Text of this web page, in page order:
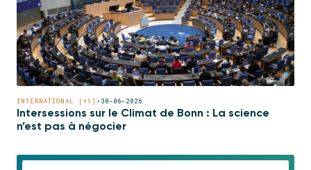
INTERNATIONAL [+1] • 30-06-2026
Intersessions sur le Climat de Bonn : La science
n’est pas à négocier